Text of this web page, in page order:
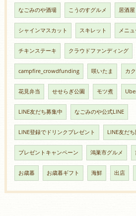
なごみのや酒場 こうのすグルメ 居酒屋
シャインマスカット スキレット メニ
チキンステーキ クラウドファンディング
campfire_crowdfunding 咲いたま カ
花見弁当 せせらぎ公園 モツ煮
LINE友だち募集中 なごみのや公式LINE
LINE登録でドリンクプレゼント LINE友だ
プレゼントキャンペーン 鴻巣市グルメ
お歳暮 お歳暮ギフト 海鮮 出店